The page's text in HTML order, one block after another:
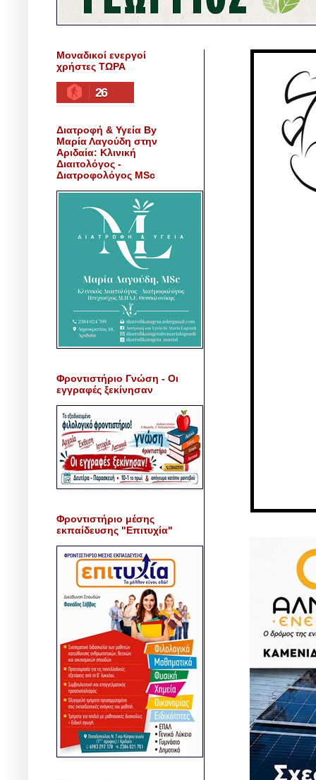
Μοναδικοί ενεργοί
χρήστες ΤΩΡΑ
26
Διατροφή & Υγεία By
Μαρία Λαγούδη στην
Αριδαία: Κλινική
Διαιτολόγος -
Διατροφολόγος MSc
Φροντιστήριο Γνώση - Οι
εγγραφές ξεκίνησαν
Φροντιστήριο μέσης
εκπαίδευσης "Επιτυχία"